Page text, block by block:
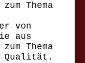
Thema
von
aus
Thema
Qualität.